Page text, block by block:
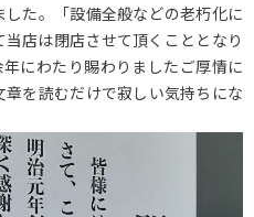
た。「設備全般などの老朽化に
店は閉店させて頂くこととなり
にわたり賜わりましたご厚情に
を読むだけで寂しい気持ちにな